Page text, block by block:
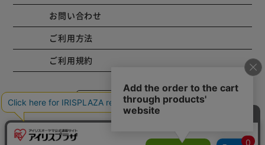
お問い合わせ
ご利用方法
ご利用規約
コーポレートサイト